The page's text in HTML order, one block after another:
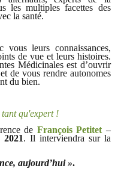
les multiples facettes des
la santé.
vous leurs connaissances,
de vue et leurs histoires.
Médicinales est d’ouvrir
de vous rendre autonomes
du bien.
tant qu'expert !
de François Petitet –
. Il interviendra sur la
aujourd’hui ».